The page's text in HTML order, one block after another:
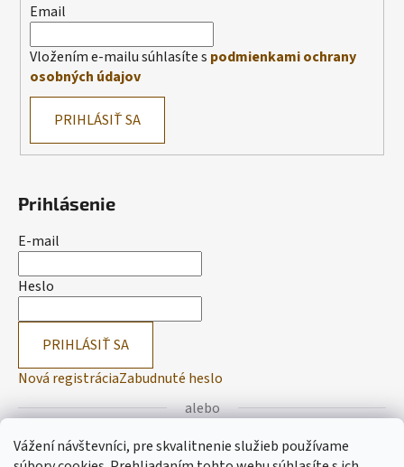
Vážení návštevníci, pre skvalitnenie služieb používame
Email
Vložením e-mailu súhlasíte s podmienkami ochrany
osobných údajov
PRIHLÁSIŤ SA
Prihlásenie
E-mail
Heslo
PRIHLÁSIŤ SA
Nová registráciaZabudnuté heslo
alebo
Prihlásiť sa cez Facebook